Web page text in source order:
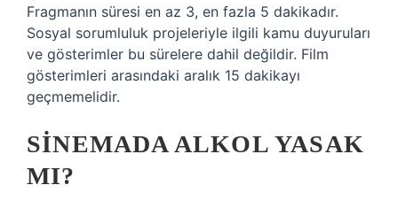
Fragmanın süresi en az 3, en fazla 5 dakikadır.
Sosyal sorumluluk projeleriyle ilgili kamu duyuruları
ve gösterimler bu sürelere dahil değildir. Film
gösterimleri arasındaki aralık 15 dakikayı
geçmemelidir.
SINEMADA ALKOL YASAK
MI?